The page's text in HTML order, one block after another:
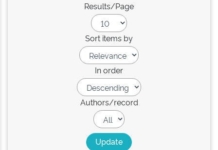
Results/Page
Sort items by
In order
Authors/record